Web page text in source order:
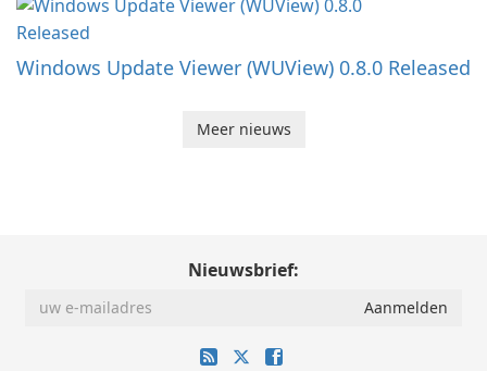
Windows Update Viewer (WUView) 0.8.0 Released
Meer nieuws
Nieuwsbrief: